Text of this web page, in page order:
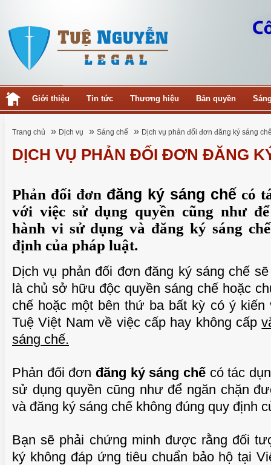
Giới thiệu Tin tức Thương hiệu Bản quyền
Trang chủ » Dịch vụ » Sáng chế » Dịch vụ phản đối đơn đăng ký sáng
DỊCH VỤ PHẢN ĐỐI ĐƠN ĐĂNG
Phản đối đơn đăng ký sáng chế có
với việc sử dụng quyền cũng như
hành vi sử dụng và đăng ký sáng
định của pháp luật.
Dịch vụ phản đối đơn đăng ký sáng chế
là chủ sở hữu độc quyền sáng chế hoặc
chế hoặc một bên thứ ba bất kỳ có ý
Tuệ Việt Nam về việc cấp hay không cấp
sáng chế.
Phản đối đơn đăng ký sáng chế có tác
sử dụng quyền cũng như để ngăn chặn
và đăng ký sáng chế không đúng quy định
Bạn sẽ phải chứng minh được rằng đối
ký không đáp ứng tiêu chuẩn bảo hộ tại
TUỆ